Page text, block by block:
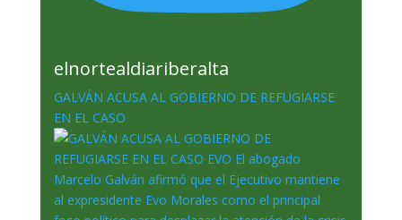
elnortealdiariberalta
GALVÁN ACUSA AL GOBIERNO DE REFUGIARSE
EN EL CASO